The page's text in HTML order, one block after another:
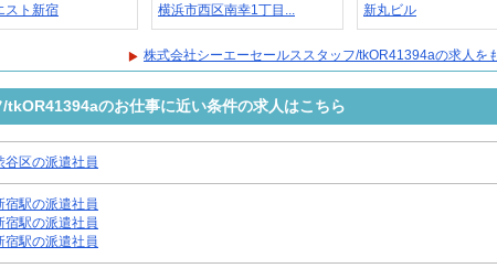
スト新宿
横浜市西区南幸1丁目...
新丸ビル
株式会社シーエーセールススタッフ/tkOR41394aの求人を
tkOR41394aのお仕事に近い条件の求人はこちら
谷区の派遣社員
宿駅の派遣社員
宿駅の派遣社員
宿駅の派遣社員